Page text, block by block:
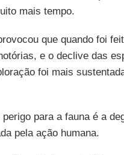
mais tempo.
que quando foi
e o declive das
foi mais
para a fauna é a
pela ação humana.